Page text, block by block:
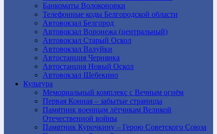
Банкоматы Волоконовки
Телефонные коды Белгородской области
Автовокзал Белгород
Автовокзал Воронежа (центральный)
Автовокзал Старый Оскол
Автовокзал Валуйки
Автостанция Чернянка
Автостанция Новый Оскол
Автовокзал Шебекино
Культура
Мемориальный комплекс с Вечным огнём
Первая Конная – забытые страницы
Памятник военным лётчикам Великой
Отечественной войны
Памятник Курочкину – Герою Советского Союза